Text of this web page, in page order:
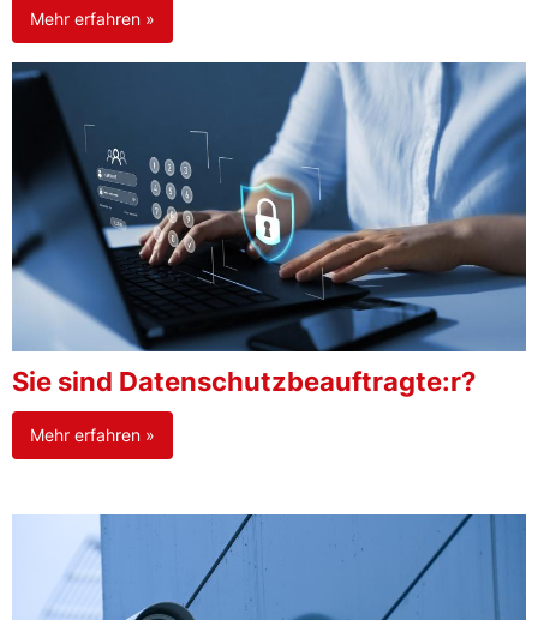
Mehr erfahren »
Sie sind Datenschutzbeauftragte:r?
Mehr erfahren »